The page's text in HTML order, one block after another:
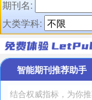
期刊名:
大类学科:
智能期刊推荐助手